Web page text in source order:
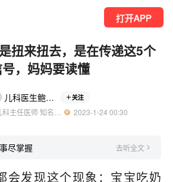
打开APP
扭来扭去，是在传递这5个
，妈妈要读懂
儿科医生鲍秀兰 关注
  2023-1-24 00:30
尽掌握 去听全文
会发现这个现象：宝宝吃奶